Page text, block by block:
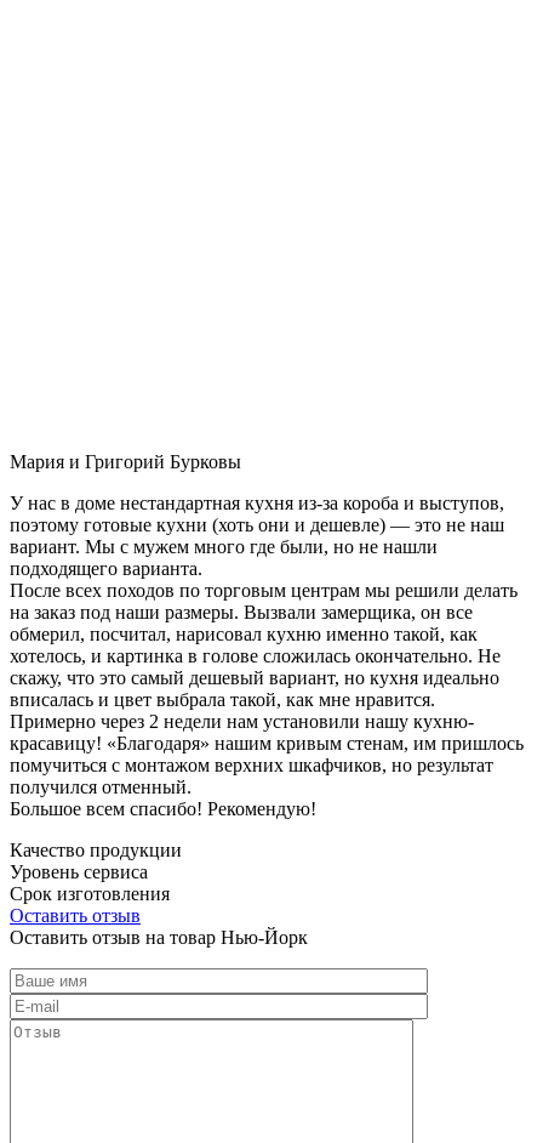
Мария и Григорий Бурковы
У нас в доме нестандартная кухня из-за короба и выступов,
поэтому готовые кухни (хоть они и дешевле) — это не наш
вариант. Мы с мужем много где были, но не нашли
подходящего варианта.
После всех походов по торговым центрам мы решили делать
на заказ под наши размеры. Вызвали замерщика, он все
обмерил, посчитал, нарисовал кухню именно такой, как
хотелось, и картинка в голове сложилась окончательно. Не
скажу, что это самый дешевый вариант, но кухня идеально
вписалась и цвет выбрала такой, как мне нравится.
Примерно через 2 недели нам установили нашу кухню-
красавицу! «Благодаря» нашим кривым стенам, им пришлось
помучиться с монтажом верхних шкафчиков, но результат
получился отменный.
Большое всем спасибо! Рекомендую!
Качество продукции
Уровень сервиса
Срок изготовления
Оставить отзыв
Оставить отзыв на товар Нью-Йорк